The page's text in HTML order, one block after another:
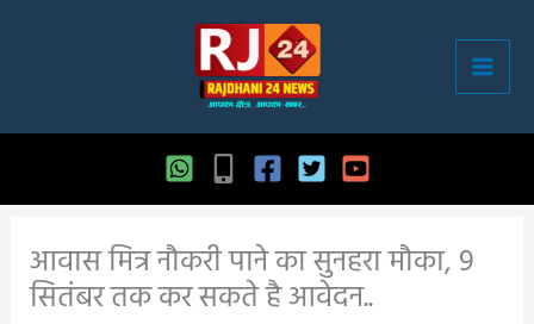
आवास मित्र नौकरी पाने का सुनहरा मौका, 9
सितंबर तक कर सकते है आवेदन..